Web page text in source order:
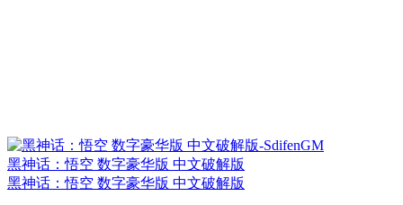
黑神话：悟空 数字豪华版 中文破解版
黑神话：悟空 数字豪华版 中文破解版